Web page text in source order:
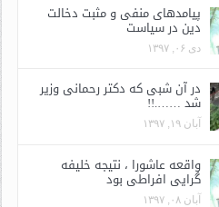
پیامدهای منفی و مثبت دخالت
دین در سیاست
دی ۰۶, ۱۳۹۷
در آن شبی که دکتر رحمانی وزیر
شد …….!!
آبان ۱۹, ۱۳۹۷
واقعه عاشورا ، نتیجه خلیفه
گرایی افراطی بود
آبان ۰۸, ۱۳۹۷